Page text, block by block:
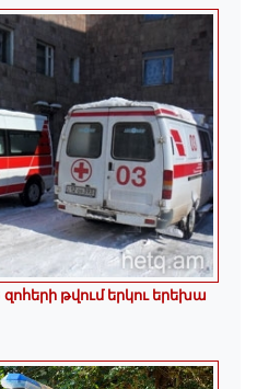
թվում երկու երեխա